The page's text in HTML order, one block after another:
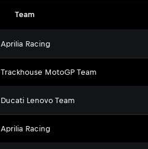
Team
Aprilia Racing
Trackhouse MotoGP Team
Ducati Lenovo Team
Aprilia Racing